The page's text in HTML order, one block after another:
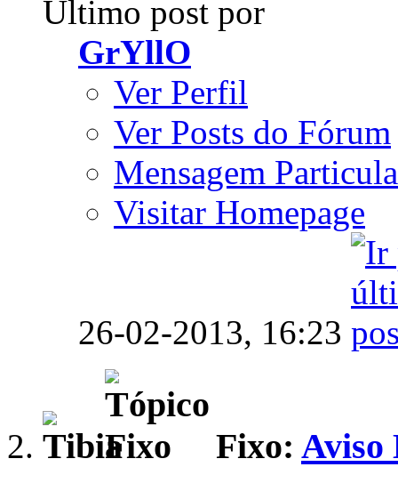
Último post por
GrYllO
Ver Perfil
Ver Posts do Fórum
Mensagem
Visitar Homepage
26-02-2013, 16:23
Fixo: Aviso